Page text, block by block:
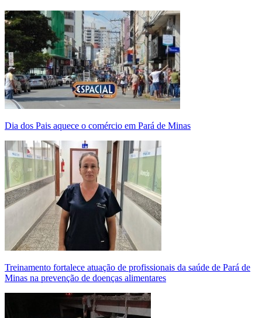
Dia dos Pais aquece o comércio em Pará de Minas
Treinamento fortalece atuação de profissionais da saúde de Pará de
Minas na prevenção de doenças alimentares